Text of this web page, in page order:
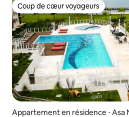
Coup de cœur voyageurs
Coup de cœur voyageurs
Appartement en résidence ⋅ Asa